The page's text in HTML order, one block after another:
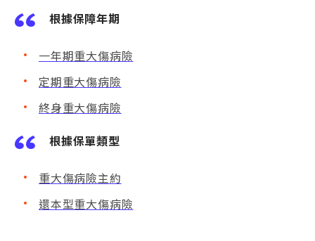
根據保障年期
一年期重大傷病險
定期重大傷病險
終身重大傷病險
根據保單類型
重大傷病險主約
還本型重大傷病險